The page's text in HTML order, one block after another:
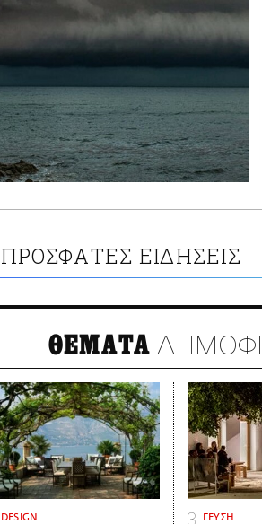
ΠΡΟΣΦΑΤΕΣ ΕΙΔΗΣΕΙΣ
ΘΕΜΑΤΑ
DESIGN ΓΕΥΣΗ